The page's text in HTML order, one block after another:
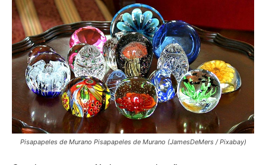
Pisapapeles de Murano Pisapapeles de Murano (JamesDeMers / Pixabay)